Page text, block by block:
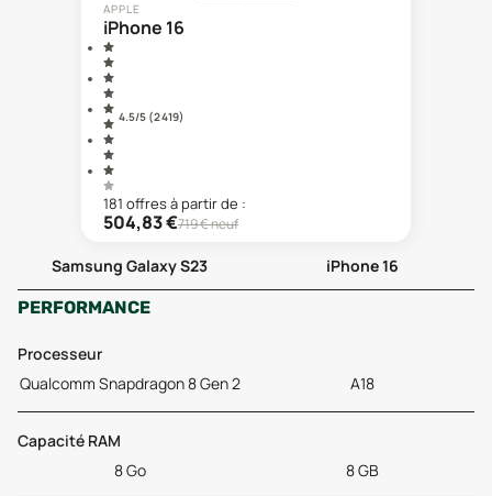
APPLE
iPhone 16
4.5/5 (2 419)
181 offresà partir de :
504,83€719€ neuf
Samsung Galaxy S23
iPhone 16
PERFORMANCE
Processeur
Qualcomm Snapdragon 8 Gen 2
A18
Capacité RAM
8 Go
8 GB